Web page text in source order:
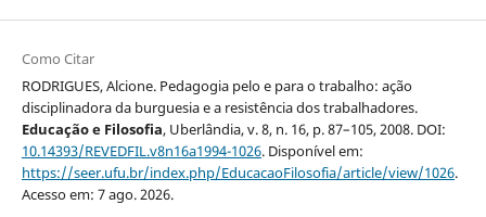
Como Citar
RODRIGUES, Alcione. Pedagogia pelo e para o trabalho: ação
disciplinadora da burguesia e a resistência dos trabalhadores.
Educação e Filosofia, Uberlândia, v. 8, n. 16, p. 87–105, 2008. DOI:
10.14393/REVEDFIL.v8n16a1994-1026. Disponível em:
https://seer.ufu.br/index.php/EducacaoFilosofia/article/view/1026.
Acesso em: 7 ago. 2026.